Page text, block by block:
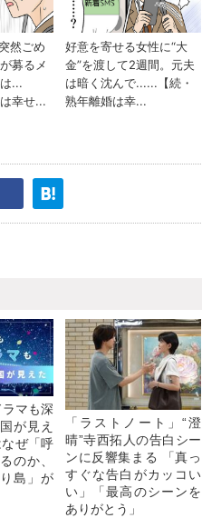
ラマも深
が見え
ぜ「呼
のか、
島」が
「ラストノート」“澄
晴”寺西拓人の告白シー
ンに反響集まる 「真っ
すぐな告白がカッコい
い」「最高のシーンを
ありがとう」